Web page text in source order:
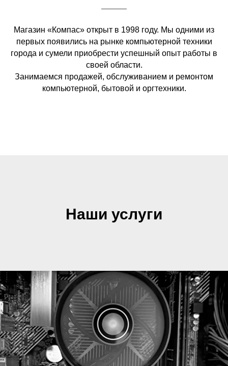
Магазин «Компас» открыт в 1998 году. Мы одними из
первых появились на рынке компьютерной техники
города и сумели приобрести успешный опыт работы в
своей области.
Занимаемся продажей, обслуживанием и ремонтом
компьютерной, бытовой и оргтехники.
Наши услуги